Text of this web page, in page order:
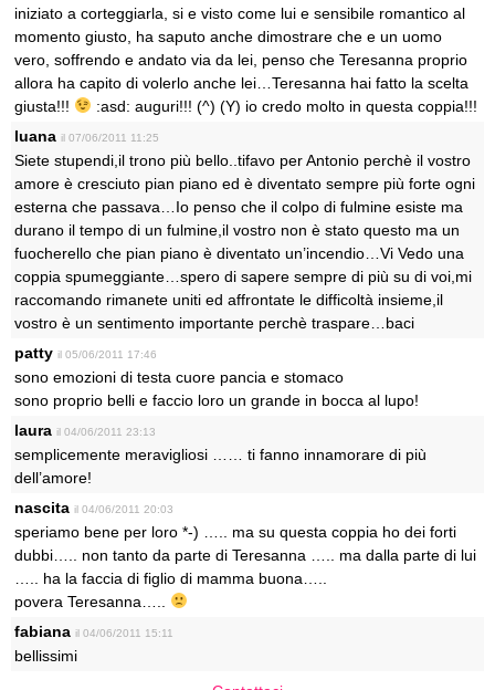
iniziato a corteggiarla, si e visto come lui e sensibile romantico al
momento giusto, ha saputo anche dimostrare che e un uomo
vero, soffrendo e andato via da lei, penso che Teresanna proprio
allora ha capito di volerlo anche lei…Teresanna hai fatto la scelta
giusta!!!
:asd: auguri!!! (^) (Y) io credo molto in questa coppia!!!
luana il 07/06/2011 11:25
Siete stupendi,il trono più bello..tifavo per Antonio perchè il vostro
amore è cresciuto pian piano ed è diventato sempre più forte ogni
esterna che passava…Io penso che il colpo di fulmine esiste ma
durano il tempo di un fulmine,il vostro non è stato questo ma un
fuocherello che pian piano è diventato un’incendio…Vi Vedo una
coppia spumeggiante…spero di sapere sempre di più su di voi,mi
raccomando rimanete uniti ed affrontate le difficoltà insieme,il
vostro è un sentimento importante perchè traspare…baci
patty il 05/06/2011 17:46
sono emozioni di testa cuore pancia e stomaco
sono proprio belli e faccio loro un grande in bocca al lupo!
laura il 04/06/2011 23:13
semplicemente meravigliosi …… ti fanno innamorare di più
dell’amore!
nascita il 04/06/2011 20:03
speriamo bene per loro *-) ….. ma su questa coppia ho dei forti
dubbi….. non tanto da parte di Teresanna ….. ma dalla parte di lui
….. ha la faccia di figlio di mamma buona…..
povera Teresanna…..
fabiana il 04/06/2011 15:11
bellissimi